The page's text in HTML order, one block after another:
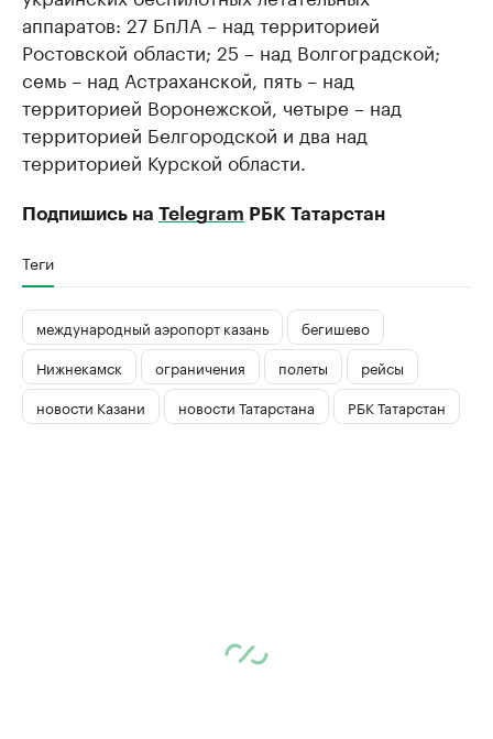
аппаратов: 27 БпЛА – над территорией
Ростовской области; 25 – над Волгоградской;
семь – над Астраханской, пять – над
территорией Воронежской, четыре – над
территорией Белгородской и два над
территорией Курской области.
Подпишись на Telegram РБК Татарстан
Теги
международный аэропорт казань
бегишево
Нижнекамск
ограничения полеты
рейсы
новости Казани
новости Татарстана РБК Татарстан